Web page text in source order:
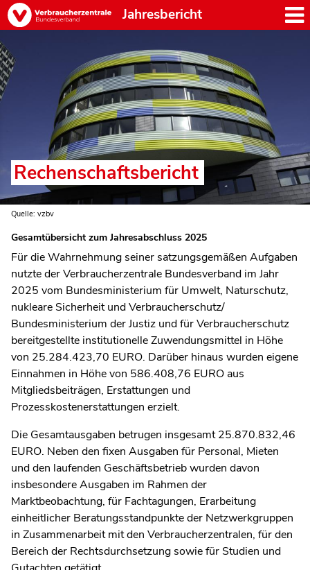
Jahresbericht
Quelle: vzbv
Rechenschaftsbericht
Gesamtübersicht zum Jahresabschluss 2025
Für die Wahrnehmung seiner satzungsgemäßen Aufgaben
nutzte der Verbraucherzentrale Bundesverband im Jahr
2025 vom Bundesministerium für Umwelt, Naturschutz,
nukleare Sicherheit und Verbraucherschutz/
Bundesministerium der Justiz und für Verbraucherschutz
bereitgestellte institutionelle Zuwendungsmittel in Höhe
von 25.284.423,70 EURO. Darüber hinaus wurden eigene
Einnahmen in Höhe von 586.408,76 EURO aus
Mitgliedsbeiträgen, Erstattungen und
Prozesskostenerstattungen erzielt.
Die Gesamtausgaben betrugen insgesamt 25.870.832,46
EURO. Neben den fixen Ausgaben für Personal, Mieten
und den laufenden Geschäftsbetrieb wurden davon
insbesondere Ausgaben im Rahmen der
Marktbeobachtung, für Fachtagungen, Erarbeitung
einheitlicher Beratungsstandpunkte der Netzwerkgruppen
in Zusammenarbeit mit den Verbraucherzentralen, für den
Bereich der Rechtsdurchsetzung sowie für Studien und